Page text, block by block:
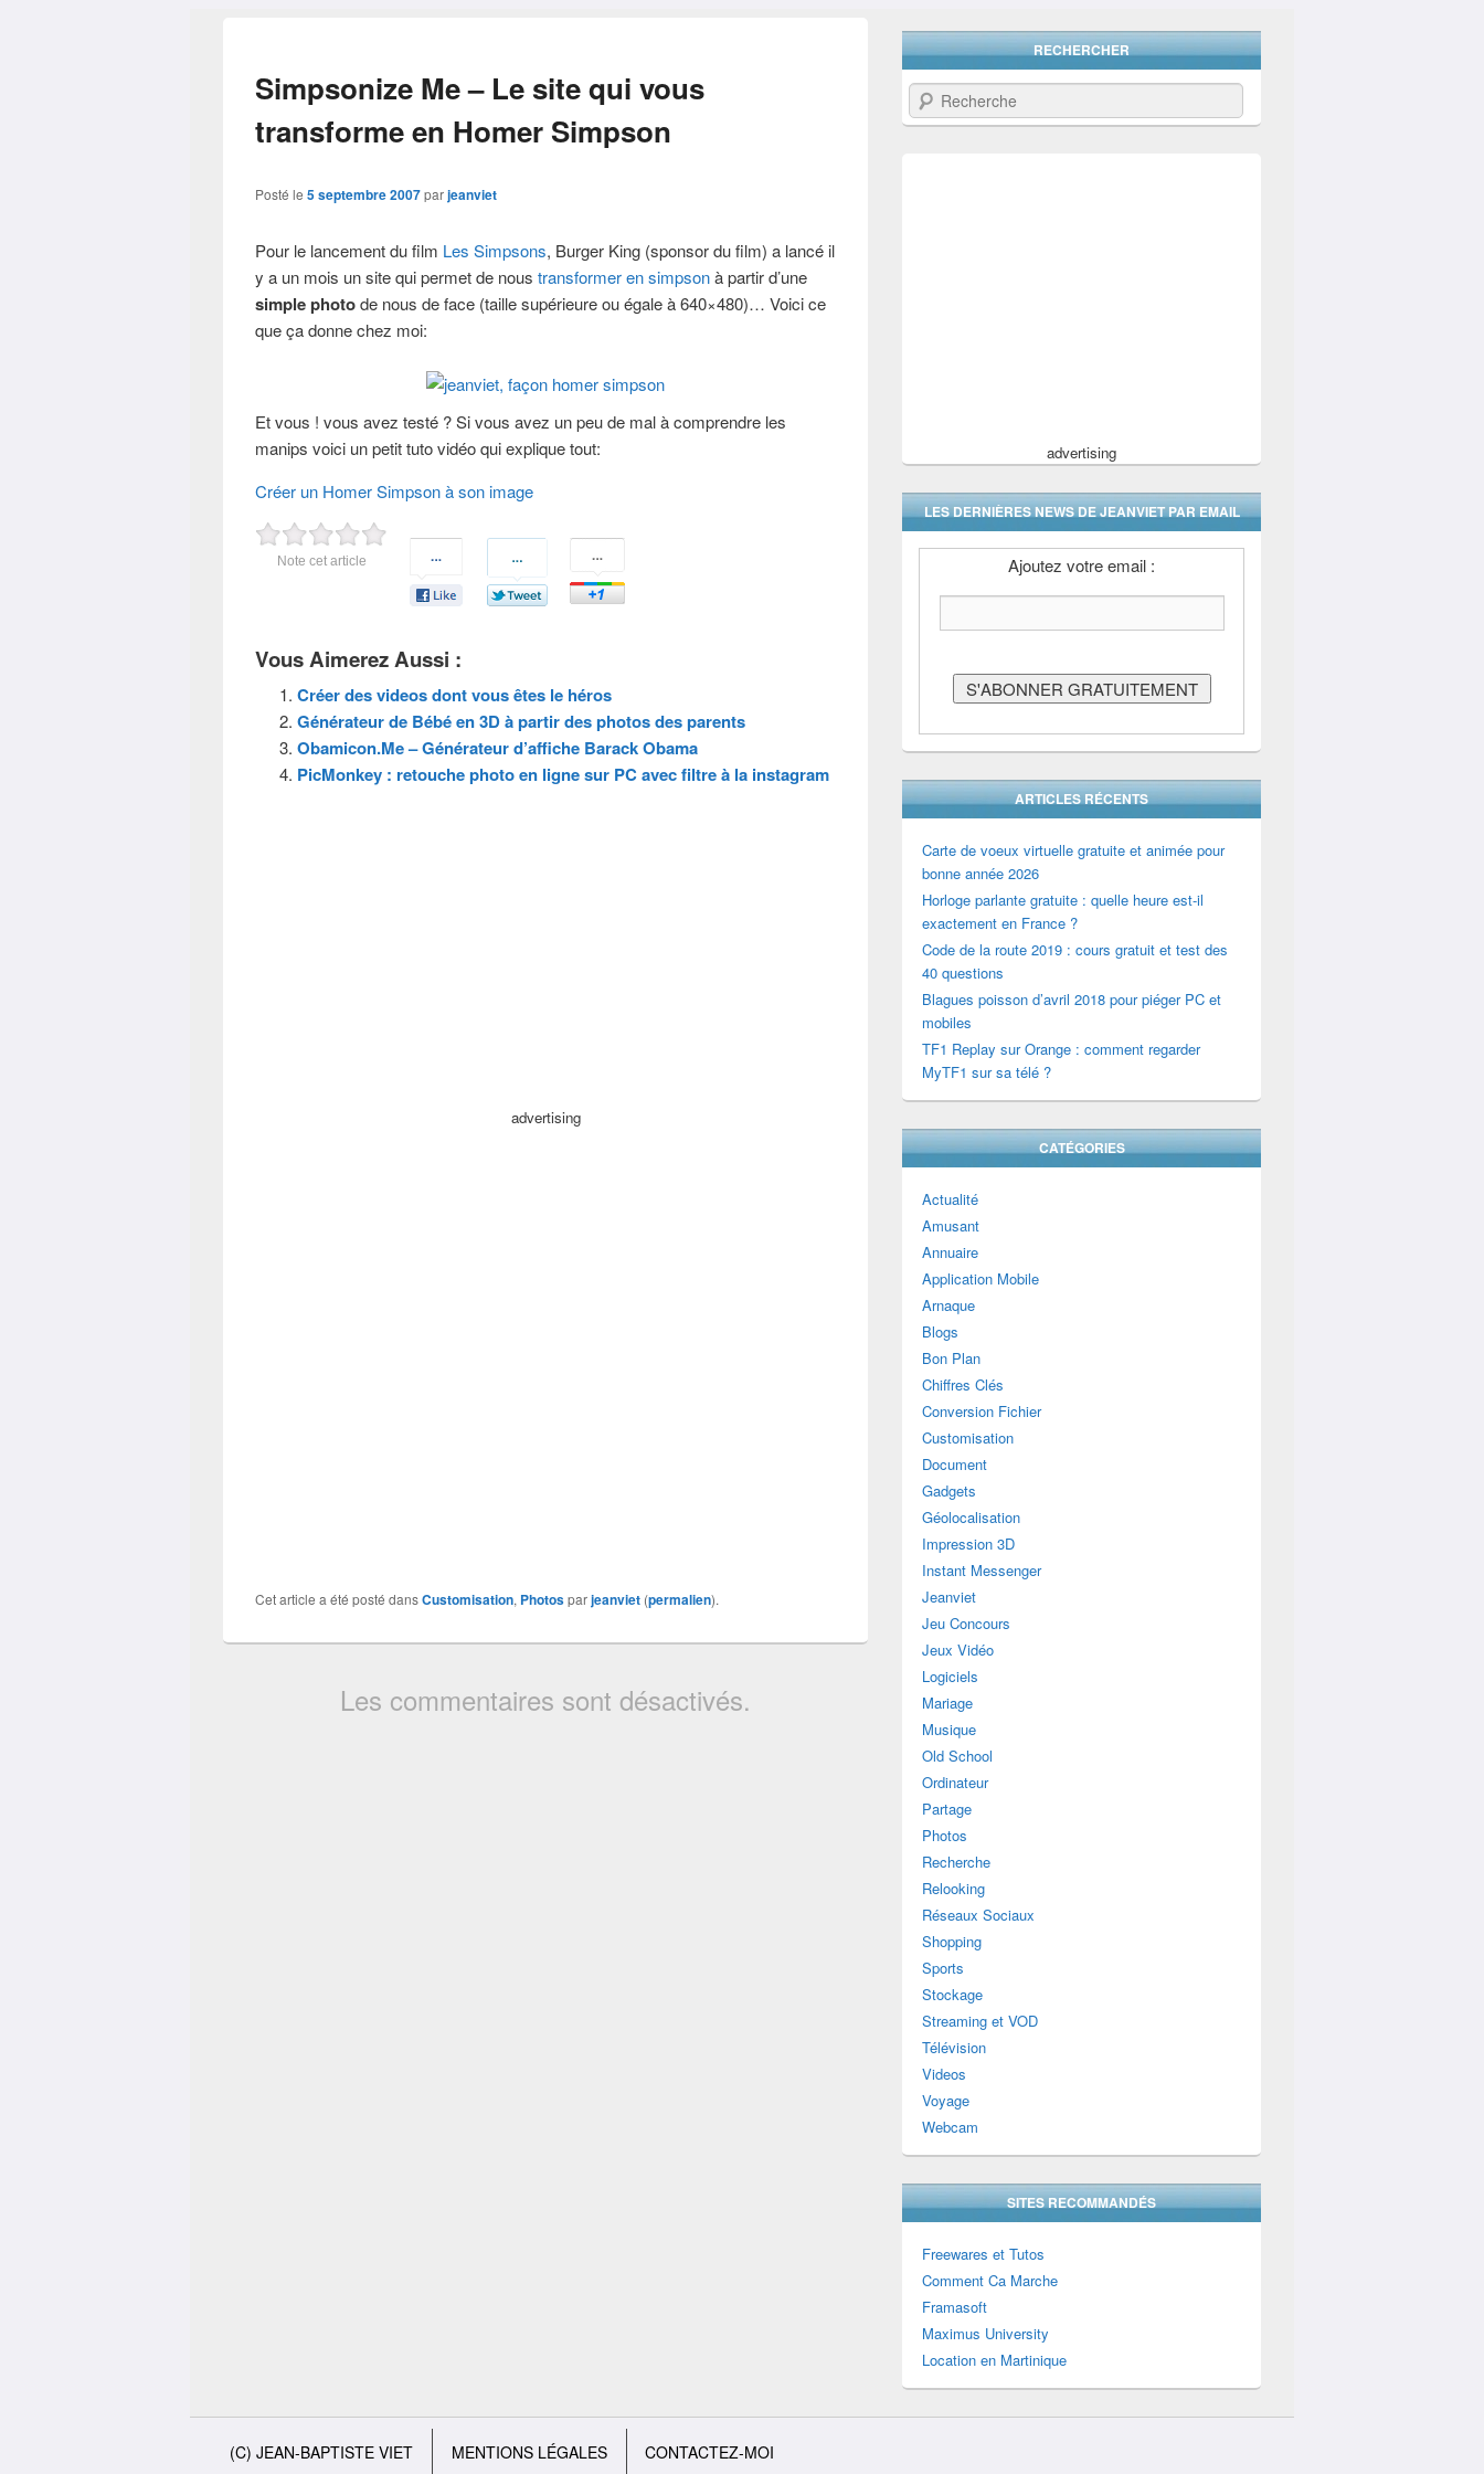
Simpsonize Me – Le site qui vous
transforme en Homer Simpson
Posté le5 septembre 2007parjeanviet
Pour le lancement du film Les Simpsons, Burger King (sponsor du film) a lancé il
y a un mois un site qui permet de noustransformer en simpsonà partir d’une
simple photode nous de face (taille supérieure ou égale à 640×480)… Voici ce
que ça donne chez moi:
Et vous ! vous avez testé ? Si vous avez un peu de mal à comprendre les
manips voici un petit tuto vidéo qui explique tout:
Créer un Homer Simpson à son image
Note cet article
Vous Aimerez Aussi :
Créer des videos dont vous êtes le héros
Générateur de Bébé en 3D à partir des photos des parents
Obamicon.Me – Générateur d’affiche Barack Obama
PicMonkey : retouche photo en ligne sur PC avec filtre à la instagram
advertising
Cet article a été posté dansCustomisation, Photosparjeanviet (permalien).
Les commentaires sont désactivés.
RECHERCHER
Recherche
advertising
LES DERNIÈRES NEWS DE JEANVIET PAR EMAIL
Ajoutez votre email :
ARTICLES RÉCENTS
Carte de voeux virtuelle gratuite et animée pour
bonne année 2026
Horloge parlante gratuite : quelle heure est-il
exactement en France ?
Code de la route 2019 : cours gratuit et test des
40 questions
Blagues poisson d’avril 2018 pour piéger PC et
mobiles
TF1 Replay sur Orange : comment regarder
MyTF1 sur sa télé ?
CATÉGORIES
Actualité
Amusant
Annuaire
Application Mobile
Arnaque
Blogs
Bon Plan
Chiffres Clés
Conversion Fichier
Customisation
Document
Gadgets
Géolocalisation
Impression 3D
Instant Messenger
Jeanviet
Jeu Concours
Jeux Vidéo
Logiciels
Mariage
Musique
Old School
Ordinateur
Partage
Photos
Recherche
Relooking
Réseaux Sociaux
Shopping
Sports
Stockage
Streaming et VOD
Télévision
Videos
Voyage
Webcam
SITES RECOMMANDÉS
Freewares et Tutos
Comment Ca Marche
Framasoft
Maximus University
Location en Martinique
Menu du bas de page
(C) JEAN-BAPTISTE VIET MENTIONS LÉGALES CONTACTEZ-MOI